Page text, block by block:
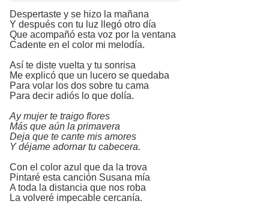
Despertaste y se hizo la mañana
Y después con tu luz llegó otro día
Que acompañó esta voz por la ventana
Cadente en el color mi melodía.
Así te diste vuelta y tu sonrisa
Me explicó que un lucero se quedaba
Para volar los dos sobre tu cama
Para decir adiós lo que dolía.
Ay mujer te traigo flores
Más que aún la primavera
Deja que te cante mis amores
Y déjame adornar tu cabecera.
Con el color azul que da la trova
Pintaré esta canción Susana mía
A toda la distancia que nos roba
La volveré impecable cercanía.